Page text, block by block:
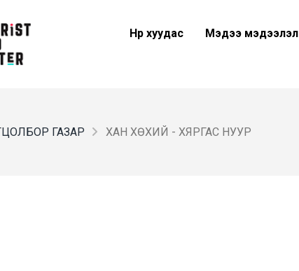
Нүүр хуудас Мэдээ мэдээлэл
ГАЗАР ХАН ХӨХИЙ - ХЯРГАС НУУР